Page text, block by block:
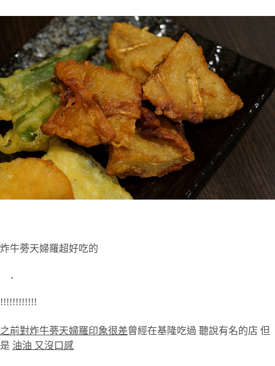
炸牛蒡天婦羅超好吃的
!!!!!!!!!!!!
之前對炸牛蒡天婦羅印象很差曾經在基隆吃過 聽說有名的店 但
是 油油 又沒口感